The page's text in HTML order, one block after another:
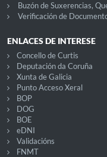
Buzón de Suxerencias,
Verificación de
ENLACES DE INTERESE
Concello de Curtis
Deputación da Coruña
Xunta de Galicia
Punto Acceso Xeral
BOP
DOG
BOE
eDNI
Validacións
FNMT